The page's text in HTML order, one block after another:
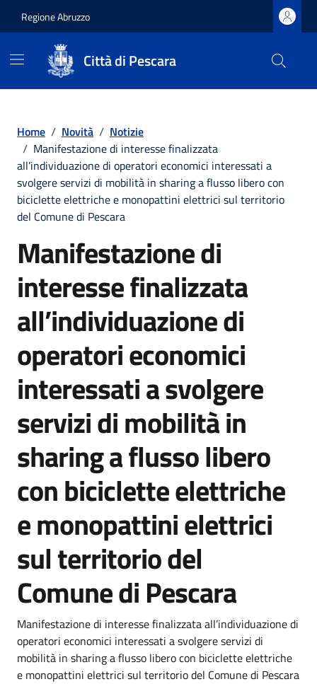
Regione Abruzzo
Città di Pescara
Home / Novità / Notizie
/ Manifestazione di interesse finalizzata
all’individuazione di operatori economici interessati a
svolgere servizi di mobilità in sharing a flusso libero con
biciclette elettriche e monopattini elettrici sul territorio
del Comune di Pescara
Manifestazione di
interesse finalizzata
all’individuazione di
operatori economici
interessati a svolgere
servizi di mobilità in
sharing a flusso libero
con biciclette elettriche
e monopattini elettrici
sul territorio del
Comune di Pescara
Dettagli della notizia
Manifestazione di interesse finalizzata all’individuazione di
operatori economici interessati a svolgere servizi di
mobilità in sharing a flusso libero con biciclette elettriche
e monopattini elettrici sul territorio del Comune di Pescara